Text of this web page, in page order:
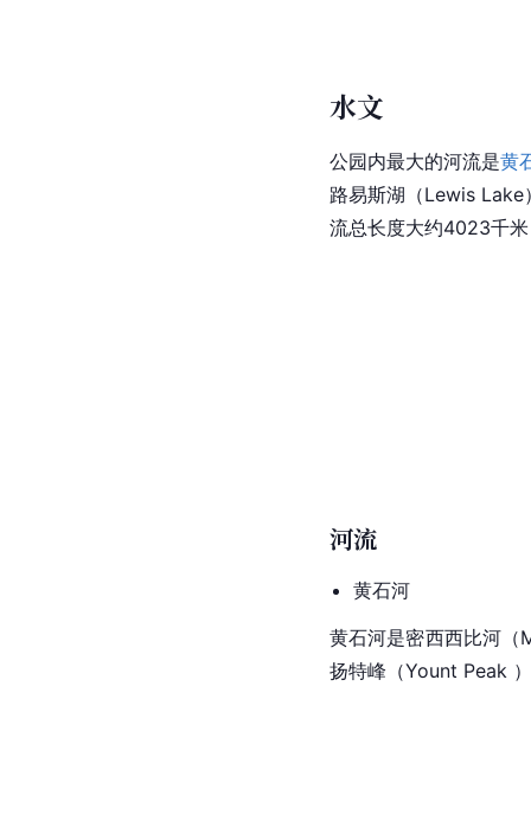
水文
公园内最大的河流是黄
路易斯湖（Lewis
流总长度大约4023千
河流
黄石河
黄石河是密西西比河
扬特峰（Yount Peak